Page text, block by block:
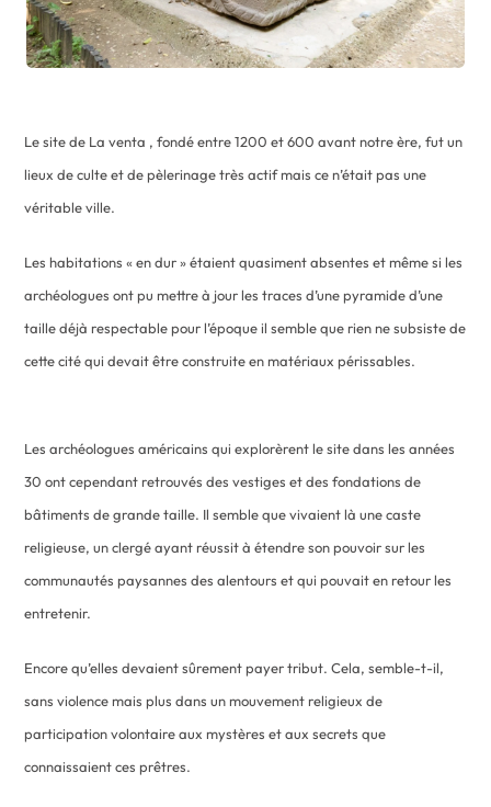
Le site de La venta , fondé entre 1200 et 600 avant notre ère, fut un
lieux de culte et de pèlerinage très actif mais ce n’était pas une
véritable ville.
Les habitations « en dur » étaient quasiment absentes et même si les
archéologues ont pu mettre à jour les traces d’une pyramide d’une
taille déjà respectable pour l’époque il semble que rien ne subsiste de
cette cité qui devait être construite en matériaux périssables.
Les archéologues américains qui explorèrent le site dans les années
30 ont cependant retrouvés des vestiges et des fondations de
bâtiments de grande taille. Il semble que vivaient là une caste
religieuse, un clergé ayant réussit à étendre son pouvoir sur les
communautés paysannes des alentours et qui pouvait en retour les
entretenir.
Encore qu’elles devaient sûrement payer tribut. Cela, semble-t-il,
sans violence mais plus dans un mouvement religieux de
participation volontaire aux mystères et aux secrets que
connaissaient ces prêtres.